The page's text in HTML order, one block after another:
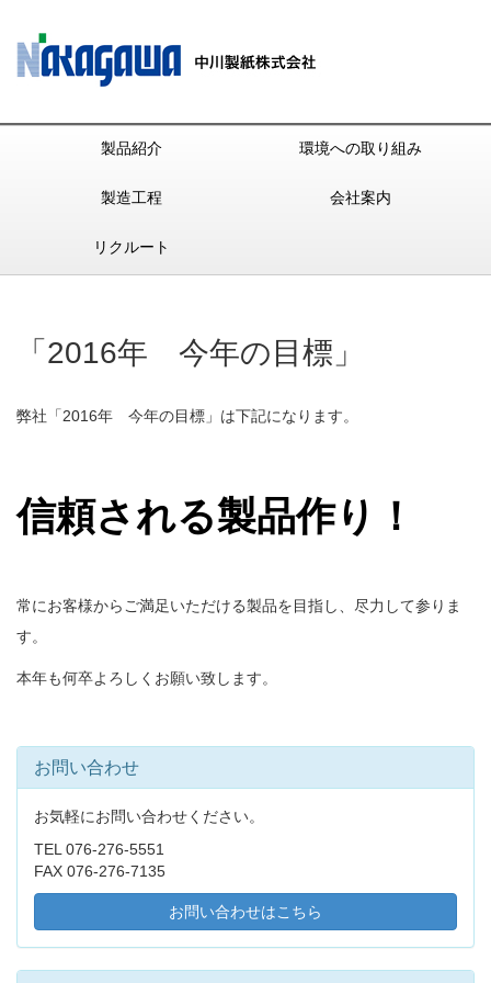
製品紹介 環境への取り組み
製造工程 会社案内
リクルート
「2016年 今年の目標」
弊社「2016年 今年の目標」は下記になります。
信頼される製品作り！
常にお客様からご満足いただける製品を目指し、尽力して参りま
す。
本年も何卒よろしくお願い致します。
お問い合わせ
お気軽にお問い合わせください。
TEL 076-276-5551
FAX 076-276-7135
お問い合わせはこちら